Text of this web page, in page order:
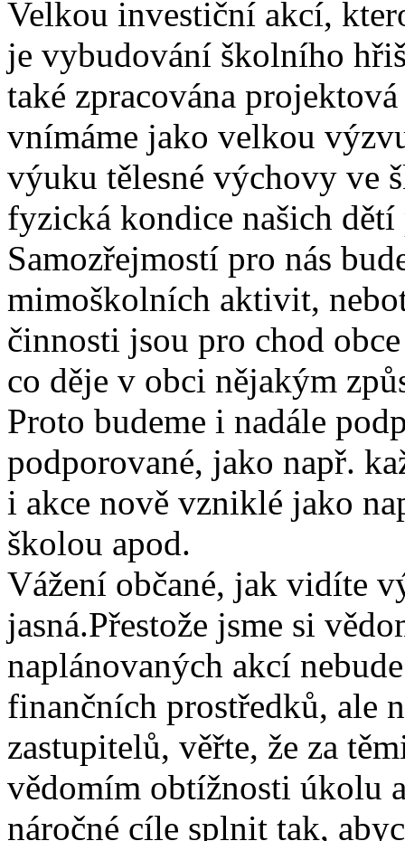
Velkou investiční akcí,
je vybudování školního
také zpracována
vnímáme jako velkou
výuku tělesné výchovy ve
fyzická kondice našich
Samozřejmostí pro nás
mimoškolních aktivit,
činnosti jsou pro chod
co děje v obci nějakým
Proto budeme i nadále
podporované, jako např.
i akce nově vzniklé jako
školou apod.
Vážení občané, jak vidíte
jasná.Přestože jsme si
naplánovaných akcí
finančních prostředků, ale
zastupitelů, věřte, že za
vědomím obtížnosti úkolu
náročné cíle splnit tak,